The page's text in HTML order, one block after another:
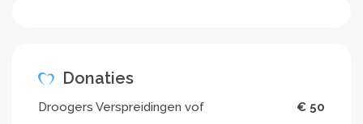
Donaties
Droogers Verspreidingen vof € 50